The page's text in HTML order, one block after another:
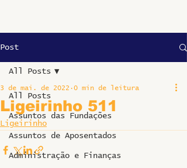
Post
All Posts
Assuntos das Fundações
Assuntos de Aposentados
Administração e Finanças
All Posts
Ligeirinho 511
3 de mai. de 2022 0 min de leitura
Ligeirinho